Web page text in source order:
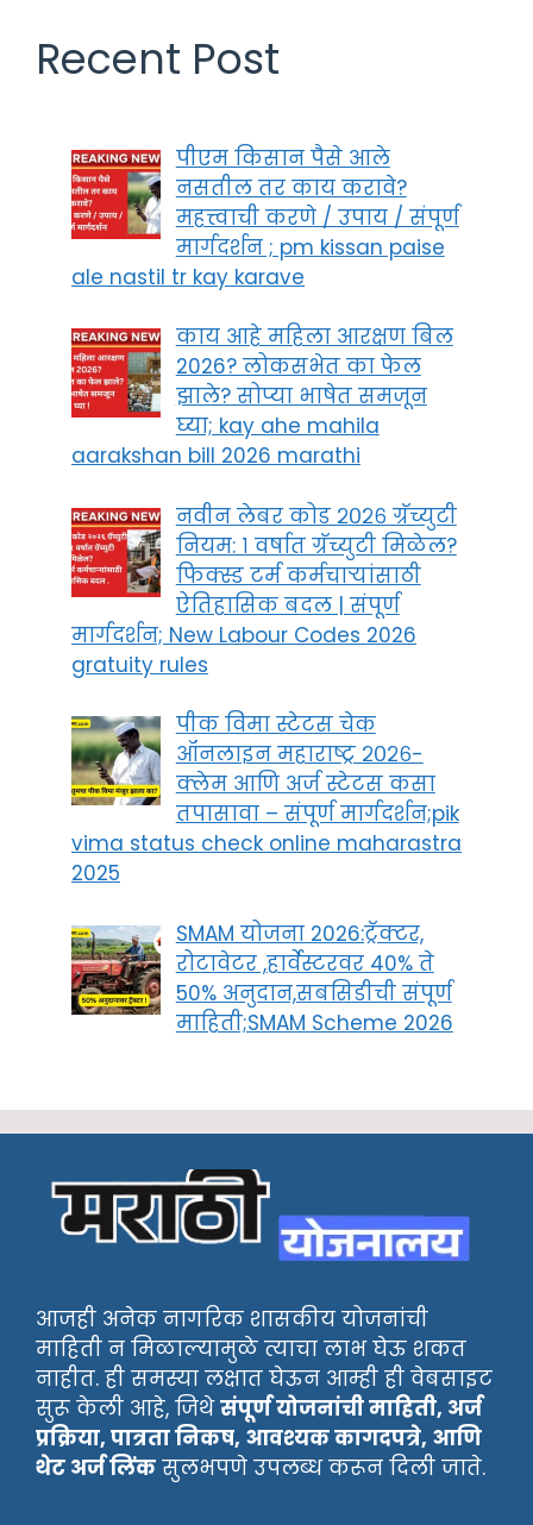
Recent Post
पीएम किसान पैसे आले
नसतील तर काय करावे?
महत्त्वाची करणे / उपाय / संपूर्ण
मार्गदर्शन ; pm kissan paise
ale nastil tr kay karave
काय आहे महिला आरक्षण बिल
2026? लोकसभेत का फेल
झाले? सोप्या भाषेत समजून
घ्या; kay ahe mahila
aarakshan bill 2026 marathi
नवीन लेबर कोड २०२६ ग्रॅच्युटी
नियम: १ वर्षात ग्रॅच्युटी मिळेल?
फिक्स्ड टर्म कर्मचाऱ्यांसाठी
ऐतिहासिक बदल | संपूर्ण
मार्गदर्शन; New Labour Codes 2026
gratuity rules
पीक विमा स्टेटस चेक
ऑनलाइन महाराष्ट्र २०२६-
क्लेम आणि अर्ज स्टेटस कसा
तपासावा – संपूर्ण मार्गदर्शन;pik
vima status check online maharastra
2025
SMAM योजना 2026:ट्रॅक्टर,
रोटावेटर ,हार्वेस्टरवर 40% ते
50% अनुदान,सबसिडीची संपूर्ण
माहिती;SMAM Scheme 2026
आजही अनेक नागरिक शासकीय योजनांची
माहिती न मिळाल्यामुळे त्याचा लाभ घेऊ शकत
नाहीत. ही समस्या लक्षात घेऊन आम्ही ही वेबसाइट
सुरू केली आहे, जिथेसंपूर्ण योजनांची माहिती, अर्ज
प्रक्रिया, पात्रता निकष, आवश्यक कागदपत्रे, आणि
थेट अर्ज लिंक सुलभपणे उपलब्ध करून दिली जाते.